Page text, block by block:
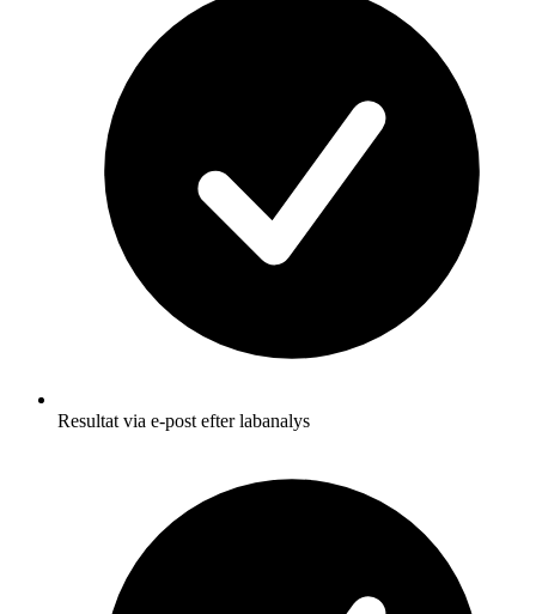
Resultat via e-post efter labanalys